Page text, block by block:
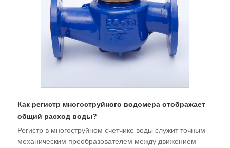
Как регистр многоструйного водомера отображает
общий расход воды?
Регистр в многоструйном счетчике воды служит точным
механическим преобразователем между движением